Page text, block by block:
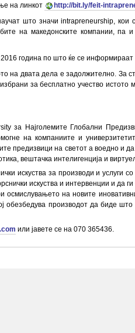
на линкот
http://bit.ly/feit-
што значи intrapreneurship, кои
на македонските компании, па
година по што ќе се
на двата дела е задолжително. За
за бесплатно учество истото
за Најголемите Глобални
на компаниите и
предизвици на светот а воедно и
вештачка интелигенција и
искуства за производи и услуги
искуства и интервенции и да
осмислувањето на новите
производот да биде што
или јавете се на 070 365436.